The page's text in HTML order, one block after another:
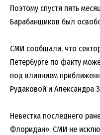
Поэтому спустя пять
Барабанщиков был
СМИ сообщали, что
Петербурге по факту
под влиянием
Рудаковой и Александра
Невестка последнего
Флоридан». СМИ не